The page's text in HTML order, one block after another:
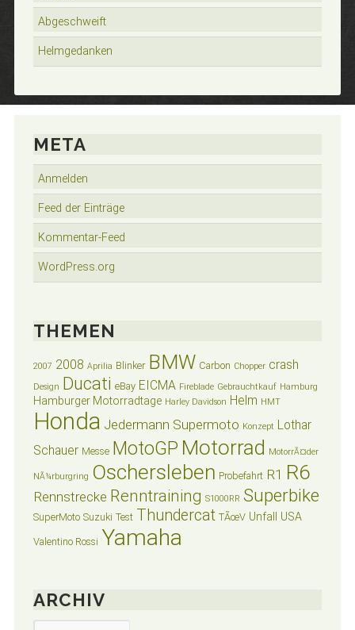
Abgeschweift
Helmgedanken
META
Anmelden
Feed der Einträge
Kommentar-Feed
WordPress.org
THEMEN
2007 2008 Aprilia Blinker BMW Carbon Chopper crash
Design Ducati eBay EICMA Fireblade Gebrauchtkauf Hamburg
Hamburger Motorradtage Harley Davidson Helm HMT
Honda Jedermann Supermoto Konzept Lothar
Schauer Messe MotoGP Motorrad MotorrÃ¤der
NÃ¼rburgring Oschersleben Probefahrt R1 R6
Rennstrecke Renntraining S1000RR Superbike
SuperMoto Suzuki Test Thundercat TÃœV Unfall USA
Valentino Rossi Yamaha
ARCHIV